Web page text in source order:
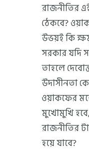
রাজনীতির
ঠেকবে?
উভয়ই কি
সরকার যদি
তাহলে
উদাসীনতা
ওয়াকফের
মুখোমুখি
রাজনীতির
হয়ে যাবে?